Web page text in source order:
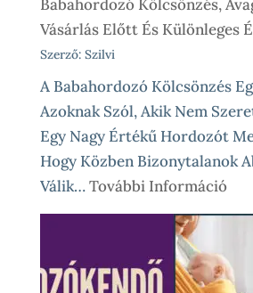
Babahordozó Kölcsönzés,
Vásárlás Előtt És Különleges
Szerző: Szilvi
A Babahordozó Kölcsönzés
Azoknak Szól, Akik Nem
Egy Nagy Értékű Hordozót
Hogy Közben Bizonytalanok
Válik…További Információ:
Okos